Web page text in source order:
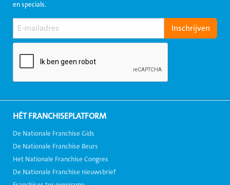
en specials.
HÉT FRANCHISEPLATFORM
De Nationale Franchise Gids
De Nationale Franchise Beurs
Het Nationale Franchise Congres
De Nationale Franchise nieuwsbrief